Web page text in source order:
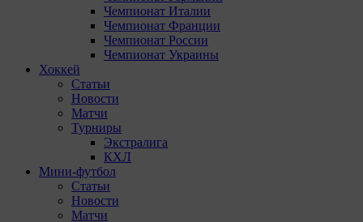
Чемпионат Италии
Чемпионат Франции
Чемпионат России
Чемпионат Украины
Хоккей
Статьи
Новости
Матчи
Турниры
Экстралига
КХЛ
Мини-футбол
Статьи
Новости
Матчи